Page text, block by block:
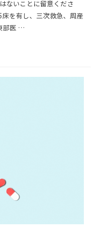
ないことに留意くださ
を有し、三次救急、周産
部医 …